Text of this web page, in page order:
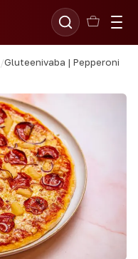
/Gluteenivaba | Pepperoni